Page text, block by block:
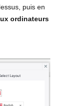
puis en
ordinateurs